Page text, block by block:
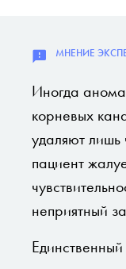
Иногда
корневых
удаляют лишь
пациент
неприятный